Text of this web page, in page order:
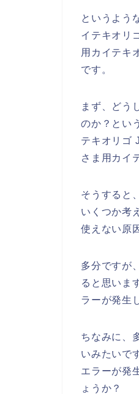
というよう
イテキオリ
用カイテキ
です。
まず、どう
のか？とい
テキオリゴ
さま用カイ
そうすると
いくつか考
使えない原
多分ですが
ると思いま
ラーが発生
ちなみに、
いみたいで
エラーが発
ょうか？